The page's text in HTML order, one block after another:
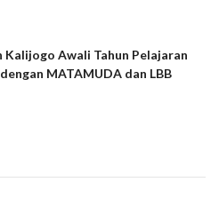
Kalijogo Awali Tahun Pelajaran
MATAMUDA dan LBB